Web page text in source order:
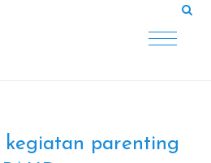
kegiatan parenting